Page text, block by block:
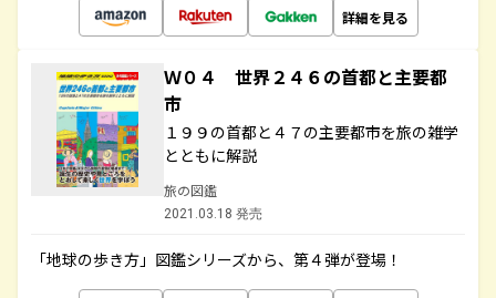
詳細を見る
Ｗ０４ 世界２４６の首都と主要都
市
１９９の首都と４７の主要都市を旅の雑学
とともに解説
旅の図鑑
2021.03.18 発売
「地球の歩き方」図鑑シリーズから、第４弾が登場！